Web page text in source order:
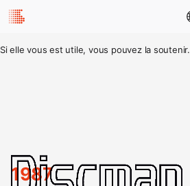
Si elle vous est utile, vous pouvez la soutenir.
1987